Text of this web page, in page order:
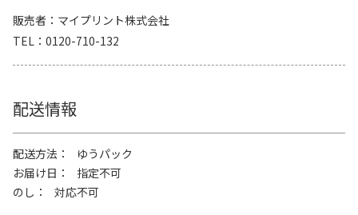
販売者
マイプリント株式会社
TEL
0120-710-132
配送情報
配送方法
ゆうパック
お届け日
指定不可
のし
対応不可